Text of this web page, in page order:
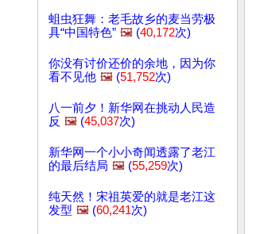
蛆虫狂舞：老毛故乡的麦当劳极
具“中国特色” 🖼️ (40,172次)
你没有讨价还价的余地，因为你
看不见他 🖼️ (51,752次)
八一前夕！新华网在挑动人民造
反 🖼️ (45,037次)
新华网一个小小奇闻透露了老江
的最后结局 🖼️ (55,259次)
纯天然！宋祖英爱的就是老江这
发型 🖼️ (60,241次)